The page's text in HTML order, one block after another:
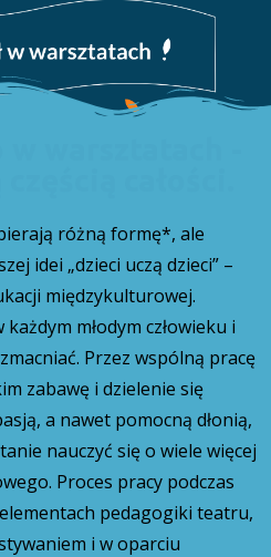
różną formę*, ale
idei „dzieci uczą dzieci” –
międzykulturowej.
młodym człowieku i
Przez wspólną pracę
zabawę i dzielenie się
a nawet pomocną dłonią,
nauczyć się o wiele więcej
Proces pracy podczas
pedagogiki teatru,
i w oparciu